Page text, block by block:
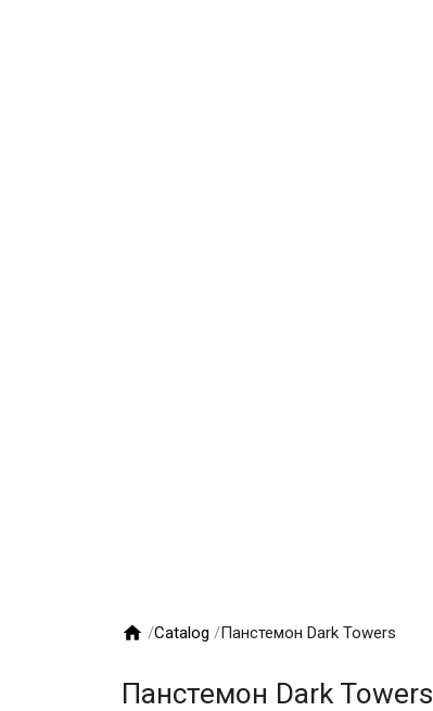
 /Catalog /Панстемон Dark Towers
Панстемон Dark Towers